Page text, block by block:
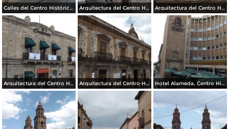
Calles del Centro Histórico. Marzo/2016 Arquitectura del Centro Histórico. Marzo/2016 Arquitectura del Centro Histórico. Marzo/2016
Arquitectura del Centro Histórico. Marzo/2016 Arquitectura del Centro Histórico. Marzo/2016 Hotel Alameda, Centro Histórico. Marzo/2016